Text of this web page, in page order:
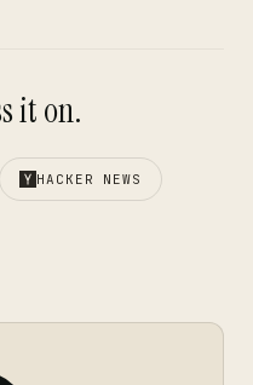
it on.
HACKER NEWS